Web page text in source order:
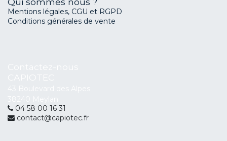
Mentions légales, CGU et RGPD
Conditions générales de vente
04 58 00 16 31
contact@capiotec.fr